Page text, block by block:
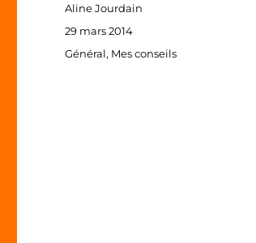
Auteur
Aline Jourdain
Publié
le
29 mars 2014
Catégories
Général, Mes conseils